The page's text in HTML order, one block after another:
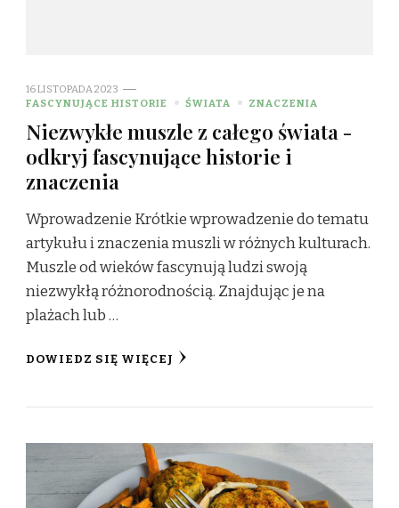
16 LISTOPADA 2023
FASCYNUJĄCE HISTORIE
ŚWIATA ZNACZENIA
Niezwykłe muszle z całego świata -
odkryj fascynujące historie i
znaczenia
Wprowadzenie Krótkie wprowadzenie do tematu
artykułu i znaczenia muszli w różnych kulturach.
Muszle od wieków fascynują ludzi swoją
niezwykłą różnorodnością. Znajdując je na
plażach lub …
DOWIEDZ SIĘ WIĘCEJ